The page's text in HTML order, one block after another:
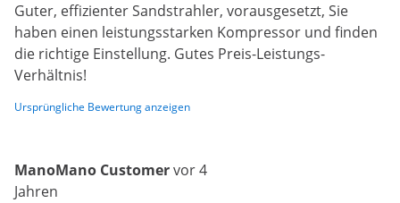
Guter, effizienter Sandstrahler, vorausgesetzt, Sie
haben einen leistungsstarken Kompressor und finden
die richtige Einstellung. Gutes Preis-Leistungs-
Verhältnis!
Ursprüngliche Bewertung anzeigen
ManoMano Customervor 4
Jahren